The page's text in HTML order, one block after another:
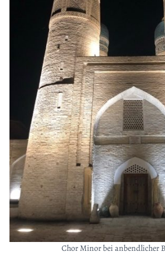
Chor Minor bei anbendlicher